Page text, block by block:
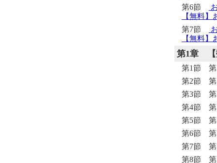
第6節
【無料
第7節
【無料
第1章
第1節 第
第2節 第
第3節 第
第4節 第
第5節 第
第6節 第
第7節 第
第8節 第